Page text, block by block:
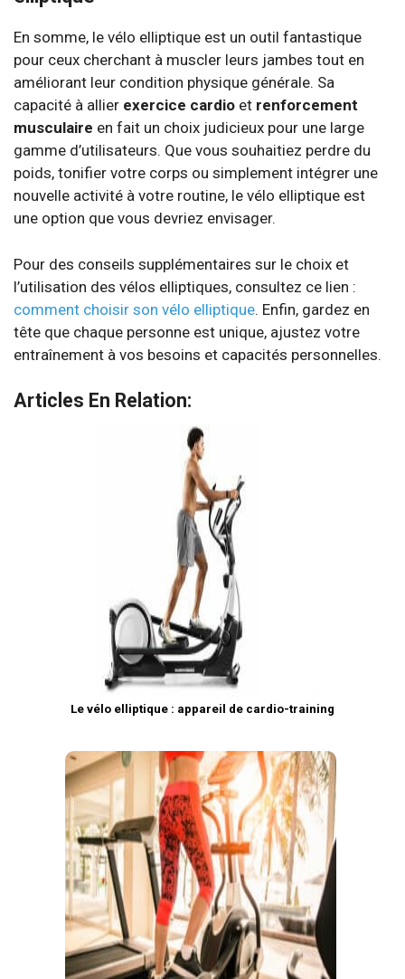
En somme, le vélo elliptique est un outil fantastique
pour ceux cherchant à muscler leurs jambes tout en
améliorant leur condition physique générale. Sa
capacité à allier exercice cardio et renforcement
musculaire en fait un choix judicieux pour une large
gamme d’utilisateurs. Que vous souhaitiez perdre du
poids, tonifier votre corps ou simplement intégrer une
nouvelle activité à votre routine, le vélo elliptique est
une option que vous devriez envisager.
Pour des conseils supplémentaires sur le choix et
l’utilisation des vélos elliptiques, consultez ce lien :
comment choisir son vélo elliptique. Enfin, gardez en
tête que chaque personne est unique, ajustez votre
entraînement à vos besoins et capacités personnelles.
Articles En Relation:
Le vélo elliptique : appareil de cardio-training